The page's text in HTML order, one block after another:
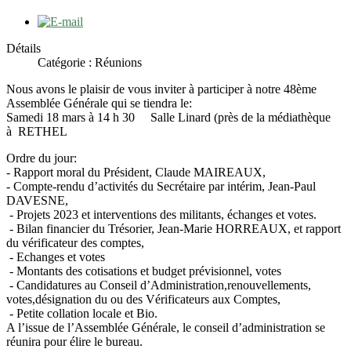
Détails
Catégorie : Réunions
Nous avons le plaisir de vous inviter à participer à notre 48ème
Assemblée Générale qui se tiendra le:
Samedi 18 mars à 14 h 30 Salle Linard (près de la médiathèque
à RETHEL
Ordre du jour:
- Rapport moral du Président, Claude MAIREAUX,
- Compte-rendu d’activités du Secrétaire par intérim, Jean-Paul
DAVESNE,
- Projets 2023 et interventions des militants, échanges et votes.
- Bilan financier du Trésorier, Jean-Marie HORREAUX, et rapport
du vérificateur des comptes,
- Echanges et votes
- Montants des cotisations et budget prévisionnel, votes
- Candidatures au Conseil d’Administration,renouvellements,
votes,désignation du ou des Vérificateurs aux Comptes,
- Petite collation locale et Bio.
A l’issue de l’Assemblée Générale, le conseil d’administration se
réunira pour élire le bureau.